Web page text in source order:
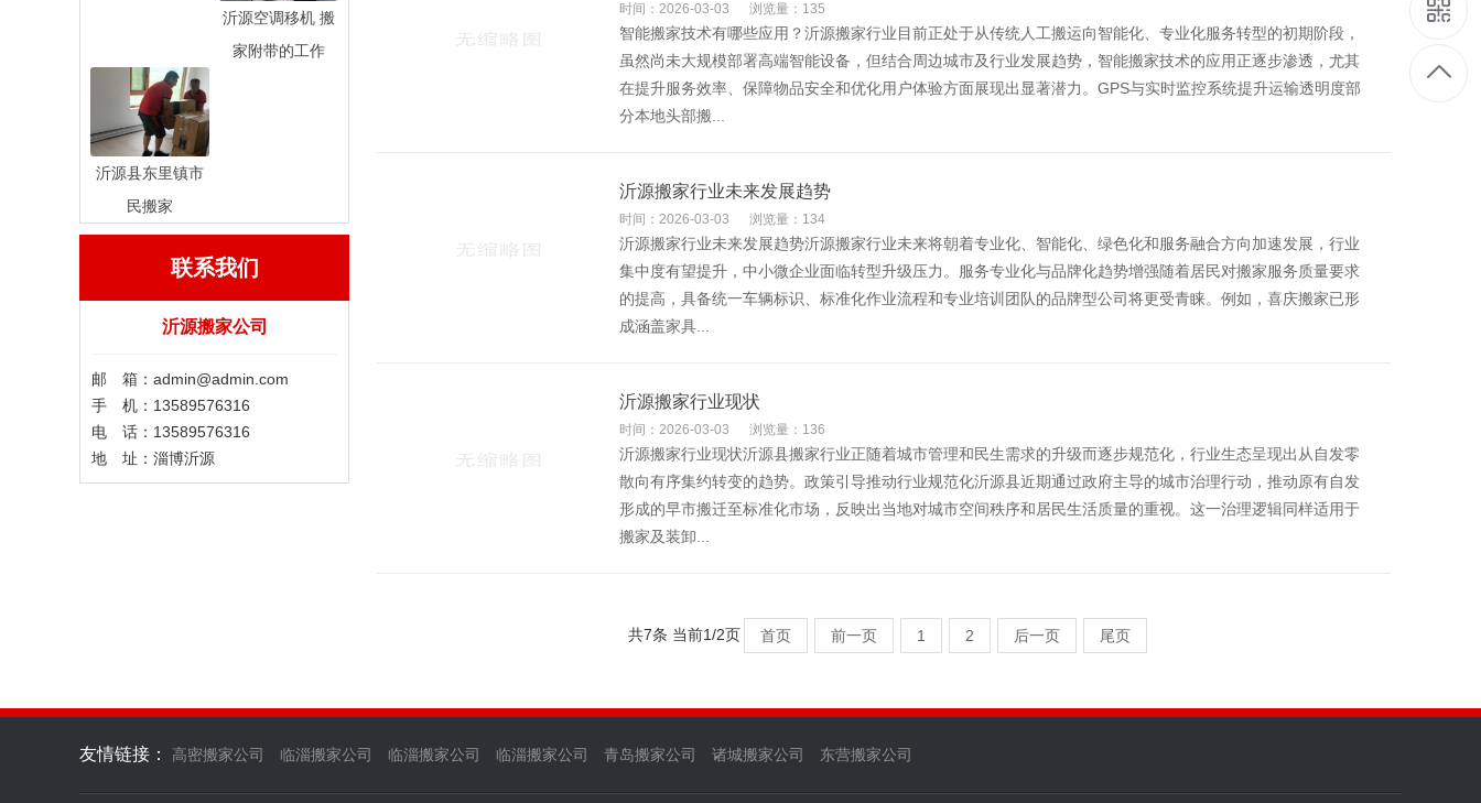
沂源空调移机 搬
家附带的工作
沂源县东里镇市
民搬家
联系我们
沂源搬家公司
邮 箱：admin@admin.com
手 机：13589576316
电 话：13589576316
地 址：淄博沂源
时间：2026-03-03 浏览量：135
智能搬家技术有哪些应用？沂源搬家行业目前正处于从传统人工搬运向智能化、专业化服务转型的初期阶段，
虽然尚未大规模部署高端智能设备，但结合周边城市及行业发展趋势，智能搬家技术的应用正逐步渗透，尤其
在提升服务效率、保障物品安全和优化用户体验方面展现出显著潜力。GPS与实时监控系统提升运输透明度‌部
分本地头部搬...
沂源搬家行业未来发展趋势
时间：2026-03-03 浏览量：134
沂源搬家行业未来发展趋势沂源搬家行业未来将朝着专业化、智能化、绿色化和服务融合方向加速发展，行业
集中度有望提升，中小微企业面临转型升级压力。服务专业化与品牌化趋势增强‌随着居民对搬家服务质量要求
的提高，具备统一车辆标识、标准化作业流程和专业培训团队的品牌型公司将更受青睐。例如，喜庆搬家已形
成涵盖家具...
沂源搬家行业现状
时间：2026-03-03 浏览量：136
沂源搬家行业现状沂源县搬家行业正随着城市管理和民生需求的升级而逐步规范化，行业生态呈现出从自发零
散向有序集约转变的趋势。政策引导推动行业规范化‌沂源县近期通过政府主导的城市治理行动，推动原有自发
形成的早市搬迁至标准化市场，反映出当地对城市空间秩序和居民生活质量的重视。这一治理逻辑同样适用于
搬家及装卸...
共7条 当前1/2页 首页 前一页 1 2 后一页 尾页
友情链接： 高密搬家公司 临淄搬家公司 临淄搬家公司 临淄搬家公司 青岛搬家公司 诸城搬家公司 东营搬家公司